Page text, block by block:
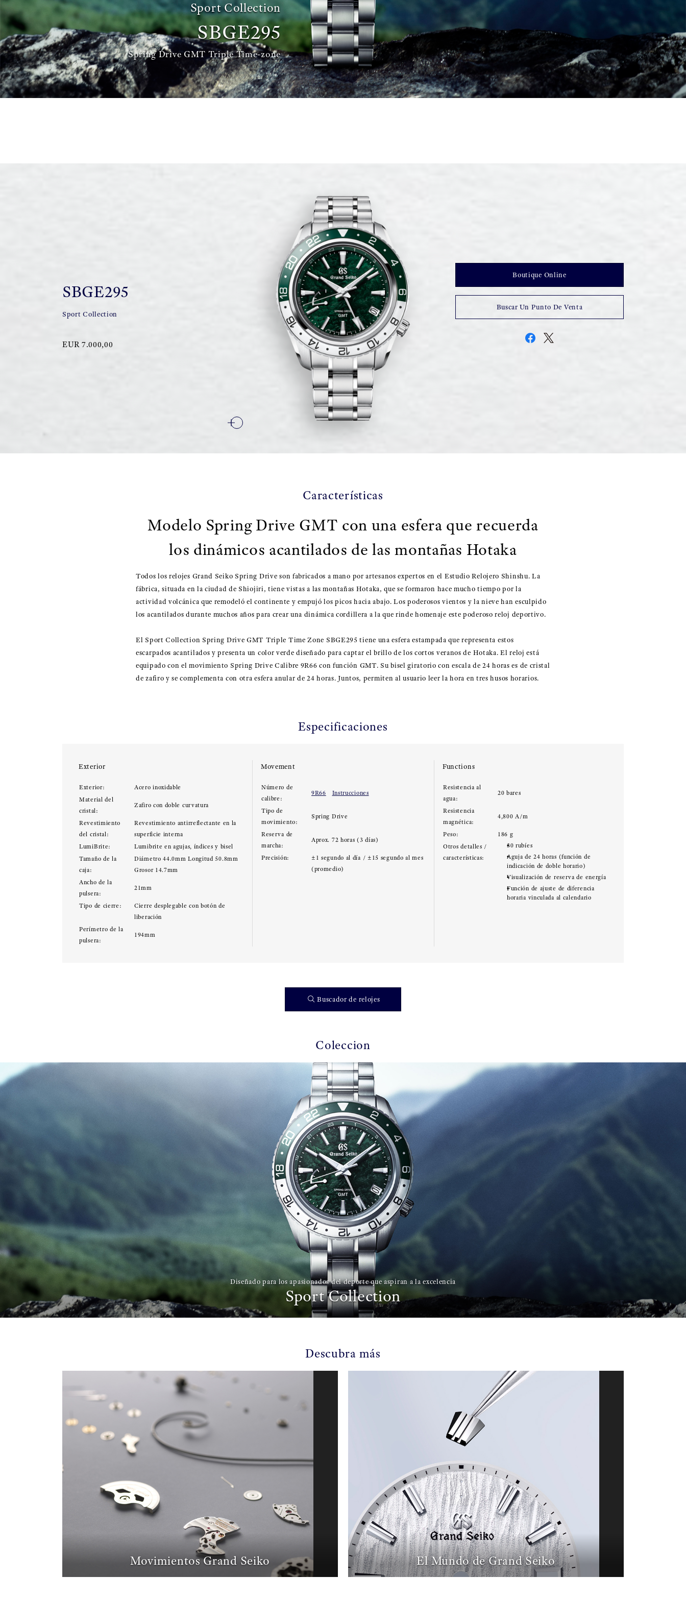
Sport Collection
SBGE295
Spring Drive GMT Triple Time-zone
SBGE295
Sport Collection
EUR 7.000,00
Boutique Online
Buscar Un Punto De Venta
Características
Modelo Spring Drive GMT con una esfera que recuerda
los dinámicos acantilados de las montañas Hotaka
Todos los relojes Grand Seiko Spring Drive son fabricados a mano por artesanos expertos en el Estudio Relojero Shinshu. La
fábrica, situada en la ciudad de Shiojiri, tiene vistas a las montañas Hotaka, que se formaron hace mucho tiempo por la
actividad volcánica que remodeló el continente y empujó los picos hacia abajo. Los poderosos vientos y la nieve han esculpido
los acantilados durante muchos años para crear una dinámica cordillera a la que rinde homenaje este poderoso reloj deportivo.
El Sport Collection Spring Drive GMT Triple Time Zone SBGE295 tiene una esfera estampada que representa estos
escarpados acantilados y presenta un color verde diseñado para captar el brillo de los cortos veranos de Hotaka. El reloj está
equipado con el movimiento Spring Drive Calibre 9R66 con función GMT. Su bisel giratorio con escala de 24 horas es de cristal
de zafiro y se complementa con otra esfera anular de 24 horas. Juntos, permiten al usuario leer la hora en tres husos horarios.
Especificaciones
Exterior
Exterior:
Acero inoxidable
Material del
cristal:
Zafiro con doble curvatura
Revestimiento
del cristal:
Revestimiento antirreflectante en la
superficie interna
LumiBrite:
Lumibrite en agujas, índices y bisel
Tamaño de la
caja:
Diámetro 44.0mm Longitud 50.8mm
Grosor 14.7mm
Ancho de la
pulsera:
21mm
Tipo de cierre:
Cierre desplegable con botón de
liberación
Perímetro de la
pulsera:
194mm
Movement
Número de
calibre:
9R66 Instrucciones
Tipo de
movimiento:
Spring Drive
Reserva de
marcha:
Aprox. 72 horas (3 días)
Precisión:
±1 segundo al día / ±15 segundo al mes
(promedio)
Functions
Resistencia al
agua:
20 bares
Resistencia
magnética:
4,800 A/m
Peso:
186 g
Otros detalles /
características:
30 rubíes
Aguja de 24 horas (función de
indicación de doble horario)
Visualización de reserva de energía
Función de ajuste de diferencia
horaria vinculada al calendario
Buscador de relojes
Coleccion
Diseñado para los apasionados del deporte que aspiran a la excelencia
Sport Collection
Descubra más
Movimientos Grand Seiko El Mundo de Grand Seiko